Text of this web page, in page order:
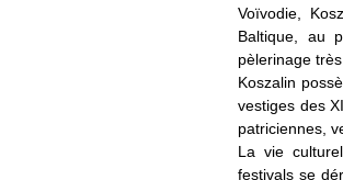
Voïvodie,
Baltique, au
pèlerinage
Koszalin
vestiges des
patriciennes,
La vie
festivals se